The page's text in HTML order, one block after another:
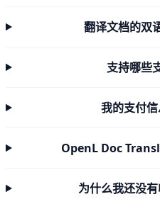
翻译文档的双
支持哪些
我的支付信
OpenL Doc
为什么我还没有